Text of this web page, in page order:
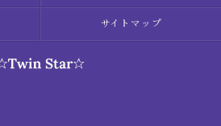
サイトマップ